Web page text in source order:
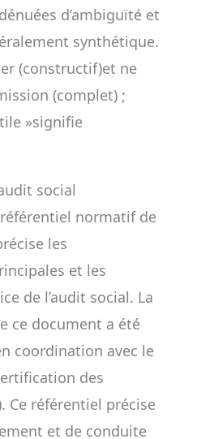
d’ambiguïté et
synthétique.
(constructif)et ne
(complet) ;
»signifie
social
référentiel normatif de
les
et les
de l’audit social. La
ce document a été
coordination avec le
des
Ce référentiel précise
et de conduite